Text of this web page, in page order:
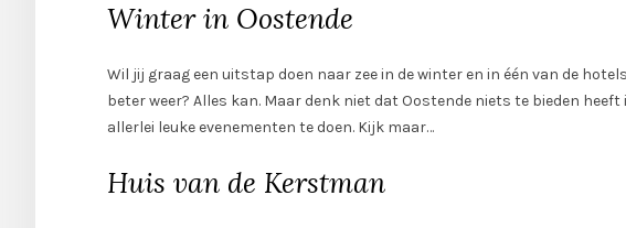
Winter in Oostende
Wil jij graag een uitstap doen naar zee in de winter en in één van de
beter weer? Alles kan. Maar denk niet dat Oostende niets te bieden
allerlei leuke evenementen te doen. Kijk maar…
Huis van de Kerstman